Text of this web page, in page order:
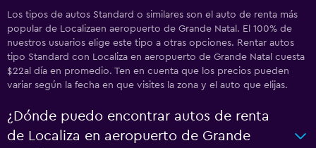
Los tipos de autos Standard o similares son el auto de renta más
popular de Localizaen aeropuerto de Grande Natal. El 100% de
nuestros usuarios elige este tipo a otras opciones. Rentar autos
tipo Standard con Localiza en aeropuerto de Grande Natal cuesta
$22al día en promedio. Ten en cuenta que los precios pueden
variar según la fecha en que visites la zona y el auto que elijas.
¿Dónde puedo encontrar autos de renta
de Localiza en aeropuerto de Grande